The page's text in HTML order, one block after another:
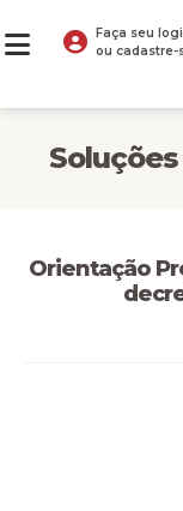
Faça seu
ou cadastre-
Soluções
Orientação